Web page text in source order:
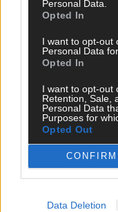
Personal Data.
Opted In
I want to opt-out
Personal Data
Opted In
I want to opt-out
Retention, Sale,
Personal Data
Purposes for
Opted Out
CONFIRM
Data Deletion
Monaco, Sallys
Europa-Park
Juni 2026
KOMMENTAR